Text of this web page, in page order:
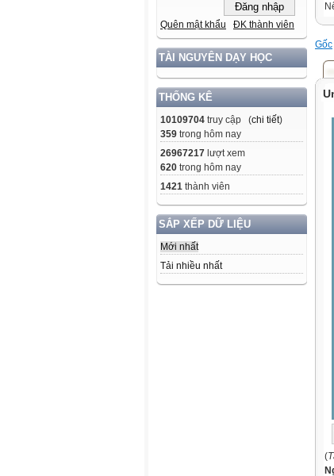
Quên mật khẩu ĐK thành viên
TÀI NGUYÊN DẠY HỌC
THỐNG KÊ
10109704 truy cập (chi tiết)
359 trong hôm nay
26967217 lượt xem
620 trong hôm nay
1421 thành viên
SẮP XẾP DỮ LIỆU
Mới nhất
Tải nhiều nhất
Gốc
(